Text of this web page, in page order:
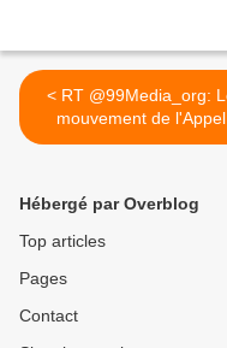
< RT @99Media_org: Le
mouvement de l'Appel
des...
Hébergé par Overblog
Top articles
Pages
Contact